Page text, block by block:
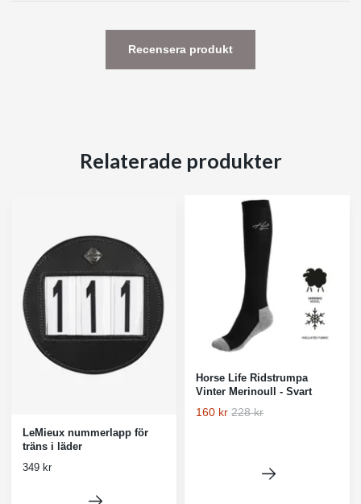
Recensera produkt
Relaterade produkter
LeMieux nummerlapp för
träns i läder
349 kr
Horse Life Ridstrumpa
Vinter Merinoull - Svart
160 kr 228 kr